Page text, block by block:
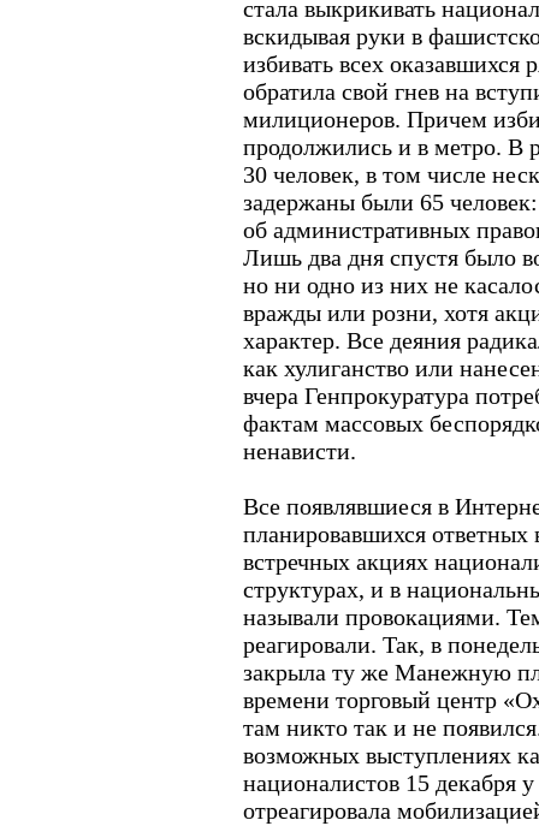
стала выкрикивать
вскидывая руки в
избивать всех оказавшихся
обратила свой гнев на
милиционеров. Причем
продолжились и в метро. В
30 человек, в том числе
задержаны были 65
об административных
Лишь два дня спустя было
но ни одно из них не
вражды или розни, хотя
характер. Все деяния
как хулиганство или
вчера Генпрокуратура
фактам массовых
ненависти.
Все появлявшиеся в
планировавшихся ответных
встречных акциях
структурах, и в
называли провокациями.
реагировали. Так, в
закрыла ту же Манежную
времени торговый центр
там никто так и не
возможных выступлениях
националистов 15 декабря
отреагировала